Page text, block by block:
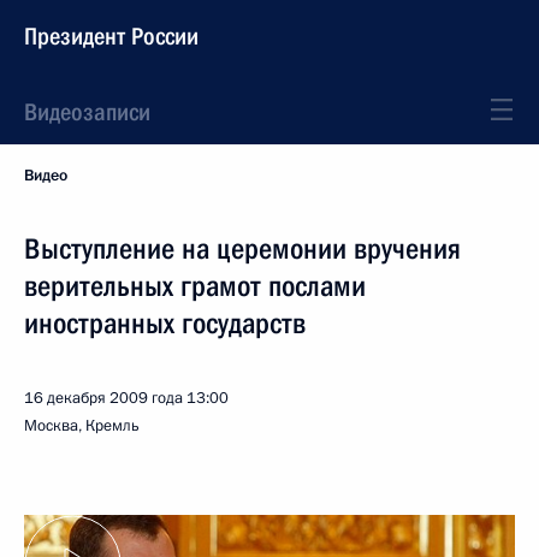
Президент России
Видеозаписи
Видео
Выступление на церемонии вручения
верительных грамот послами
иностранных государств
16 декабря 2009 года 13:00
Москва, Кремль